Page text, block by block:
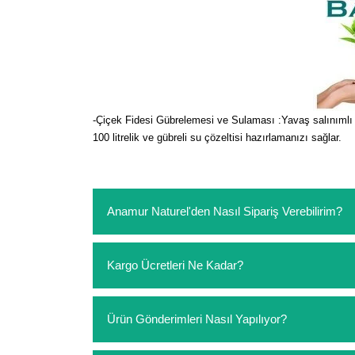
-Çiçek Fidesi Gübrelemesi ve Sulaması :Yavaş
100 litrelik ve gübreli su çözeltisi hazırlamanızı sağlar.
Anamur Naturel'den Nasıl Sipariş Verebilirim?
sipariş verebilirsiniz. Sitemizden vereceğiniz
ödeme yoktur.
Kargo Ücretleri Ne Kadar?
siparişlerinizde sepetinizdeki ürünleri
Ürün Gönderimleri Nasıl Yapılıyor?